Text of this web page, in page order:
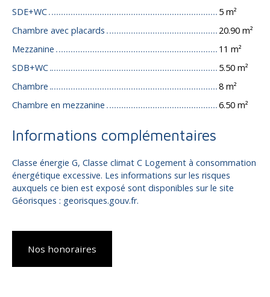
SDE+WC
5 m²
Chambre avec placards
20.90 m²
Mezzanine
11 m²
SDB+WC
5.50 m²
Chambre
8 m²
Chambre en mezzanine
6.50 m²
Informations complémentaires
Classe énergie G, Classe climat C Logement à consommation
énergétique excessive. Les informations sur les risques
auxquels ce bien est exposé sont disponibles sur le site
Géorisques : georisques.gouv.fr.
Nos honoraires